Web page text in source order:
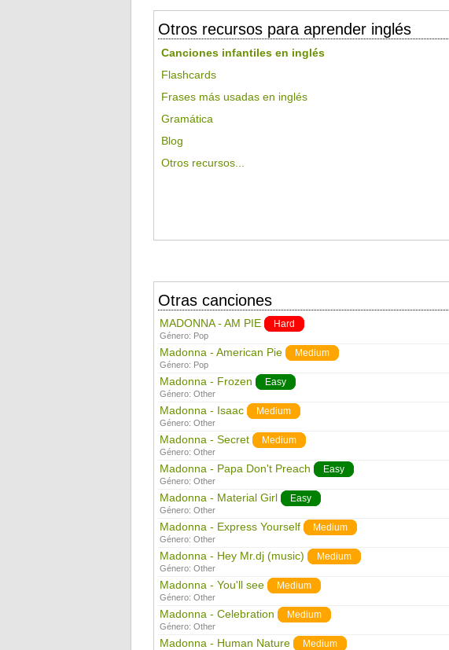
Otros recursos para aprender inglés
Canciones infantiles en inglés
Flashcards
Frases más usadas en inglés
Gramática
Blog
Otros recursos...
Otras canciones
MADONNA - AM PIE Hard
Género: Pop
Madonna - American Pie Medium
Género: Pop
Madonna - Frozen Easy
Género: Other
Madonna - Isaac Medium
Género: Other
Madonna - Secret Medium
Género: Other
Madonna - Papa Don't Preach Easy
Género: Other
Madonna - Material Girl Easy
Género: Other
Madonna - Express Yourself Medium
Género: Other
Madonna - Hey Mr.dj (music) Medium
Género: Other
Madonna - You'll see Medium
Género: Other
Madonna - Celebration Medium
Género: Other
Madonna - Human Nature Medium